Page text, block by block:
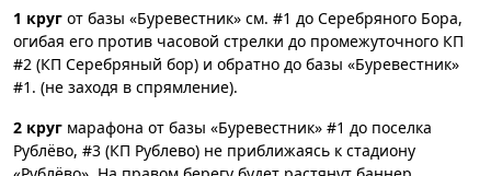
1 круг от базы «Буревестник» см. #1 до Серебряного Бора,
огибая его против часовой стрелки до промежуточного КП
#2 (КП Серебряный бор) и обратно до базы «Буревестник»
#1. (не заходя в спрямление).
2 круг марафона от базы «Буревестник» #1 до поселка
Рублёво, #3 (КП Рублево) не приближаясь к стадиону